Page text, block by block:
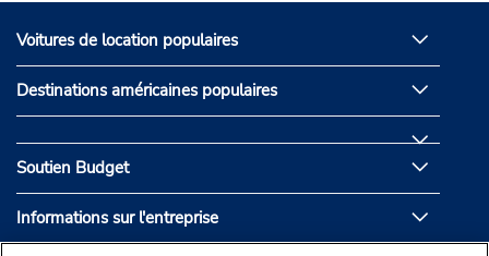
Voitures de location populaires
Destinations américaines populaires
Soutien Budget
Informations sur l'entreprise